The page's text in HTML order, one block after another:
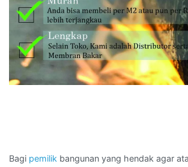
Bagi pemilik bangunan yang hendak agar